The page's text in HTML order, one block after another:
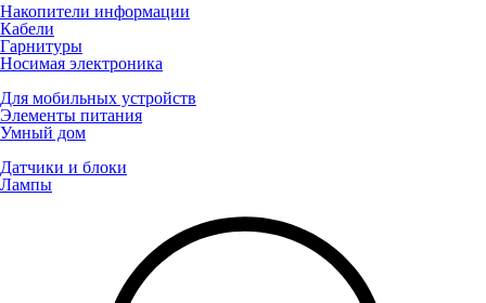
Накопители информации
Кабели
Гарнитуры
Носимая электроника
Для мобильных устройств
Элементы питания
Умный дом
Датчики и блоки
Лампы